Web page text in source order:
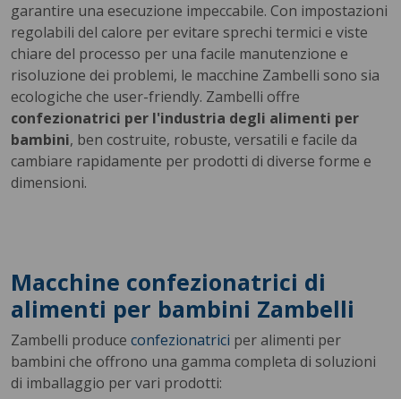
garantire una esecuzione impeccabile. Con impostazioni
regolabili del calore per evitare sprechi termici e viste
chiare del processo per una facile manutenzione e
risoluzione dei problemi, le macchine Zambelli sono sia
ecologiche che user-friendly. Zambelli offre
confezionatrici per l'industria degli alimenti per
bambini, ben costruite, robuste, versatili e facile da
cambiare rapidamente per prodotti di diverse forme e
dimensioni.
Macchine confezionatrici di
alimenti per bambini Zambelli
Zambelli produce confezionatrici per alimenti per
bambini che offrono una gamma completa di soluzioni
di imballaggio per vari prodotti: